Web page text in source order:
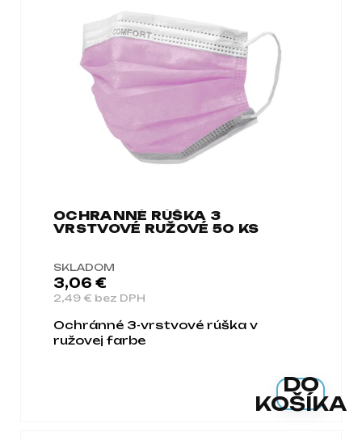
OCHRANNÉ RÚŠKA 3
VRSTVOVÉ RUŽOVÉ 50 KS
SKLADOM
2,49 € bez DPH
3,06 €
DO
KOŠÍKA
Ochránné 3-vrstvové rúška v
ružovej farbe